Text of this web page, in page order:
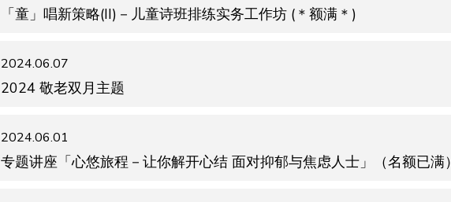
「童」唱新策略(II)－儿童诗班排练实务工作坊 (＊额满＊)
2024.06.07
2024 敬老双月主题
2024.06.01
专题讲座「心悠旅程－让你解开心结 面对抑郁与焦虑人士」（名额已满）